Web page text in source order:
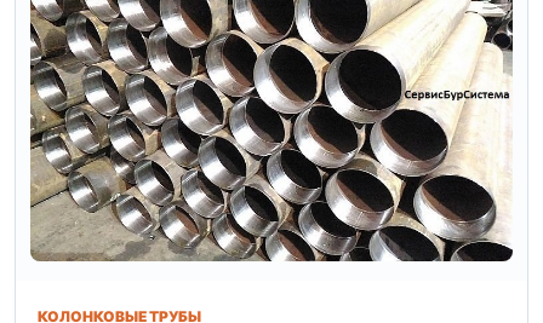
КОЛОНКОВЫЕ ТРУБЫ